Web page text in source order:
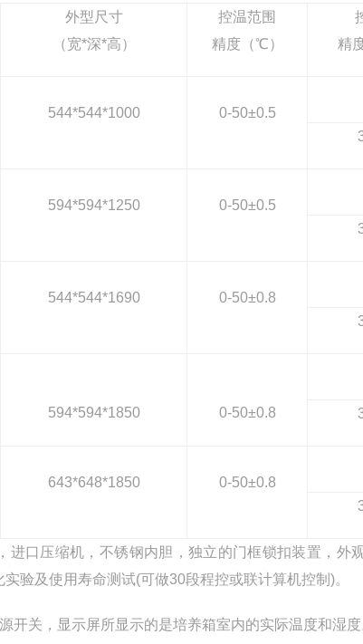
外型尺寸
（宽*深*高）
控温范围
精度（℃）
精
544*544*1000 0-50±0.5
594*594*1250 0-50±0.5
544*544*1690 0-50±0.8
594*594*1850 0-50±0.8
643*648*1850 0-50±0.8
进口压缩机，不锈钢内胆，独立的门框锁扣装置，外
验及使用寿命测试(可做30段程控或联计算机控制)。
开关，显示屏所显示的是培养箱室内的实际温度和湿